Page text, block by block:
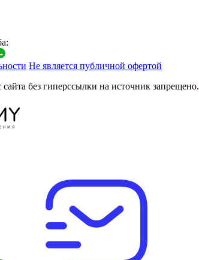
Не является публичной офертой
без гиперссылки на источник запрещено.